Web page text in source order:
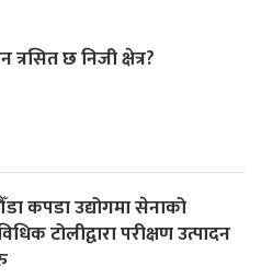
त्रसित छ निजी क्षेत्र?
कपडा उद्योगमा सेनाको
टोलीद्वारा परीक्षण उत्पादन